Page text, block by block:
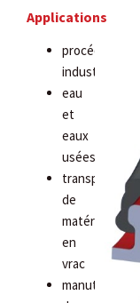
Applications
procédés
industriels
eau
et
eaux
usées
transport
de
matériaux
en
vrac
manutention